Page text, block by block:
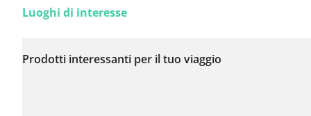
segnalati problemi su
Luoghi di interesse
Prodotti interessanti per il tuo viaggio